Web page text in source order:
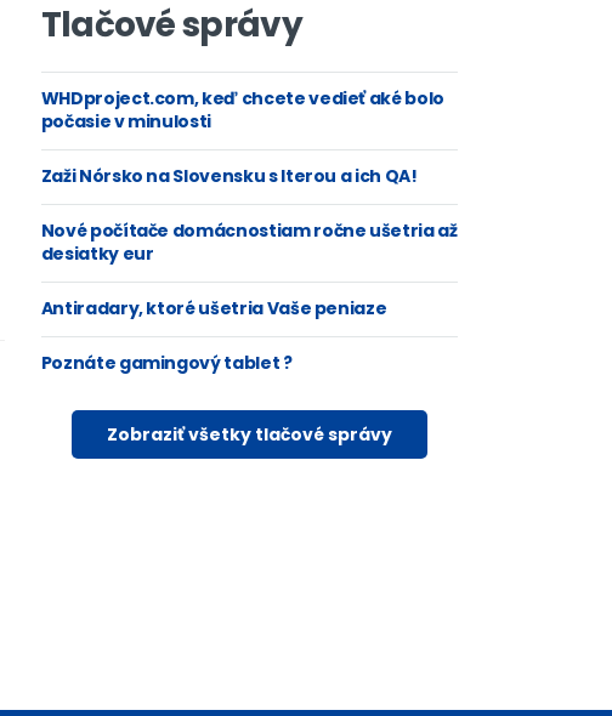
Tlačové správy
WHDproject.com, keď chcete vedieť aké bolo
počasie v minulosti
Zaži Nórsko na Slovensku s Iterou a ich QA!
Nové počítače domácnostiam ročne ušetria až
desiatky eur
Antiradary, ktoré ušetria Vaše peniaze
Poznáte gamingový tablet ?
Zobraziť všetky tlačové správy